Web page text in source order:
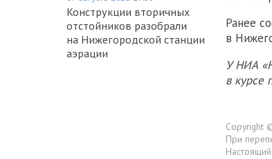
Конструкции вторичных
отстойников разобрали
на Нижегородской станции
аэрации
Ранее
в
У НИА
в курсе
Copyright
При